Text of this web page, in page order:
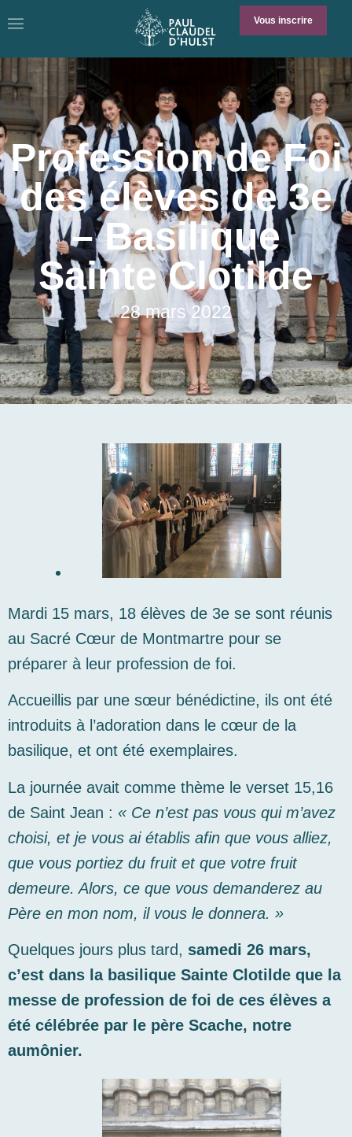
Vous inscrire
Profession de Foi
des élèves de 3e
– Basilique
Sainte Clotilde
28 mars 2022
Mardi 15 mars, 18 élèves de 3e se sont réunis
au Sacré Cœur de Montmartre pour se
préparer à leur profession de foi.
Accueillis par une sœur bénédictine, ils ont été
introduits à l’adoration dans le cœur de la
basilique, et ont été exemplaires.
La journée avait comme thème le verset 15,16
de Saint Jean : « Ce n’est pas vous qui m’avez
choisi, et je vous ai établis afin que vous alliez,
que vous portiez du fruit et que votre fruit
demeure. Alors, ce que vous demanderez au
Père en mon nom, il vous le donnera. »
Quelques jours plus tard, samedi 26 mars,
c’est dans la basilique Sainte Clotilde que la
messe de profession de foi de ces élèves a
été célébrée par le père Scache, notre
aumônier.